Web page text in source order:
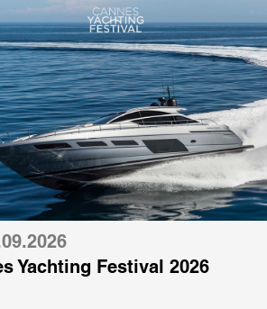
Yachting Festival 2026